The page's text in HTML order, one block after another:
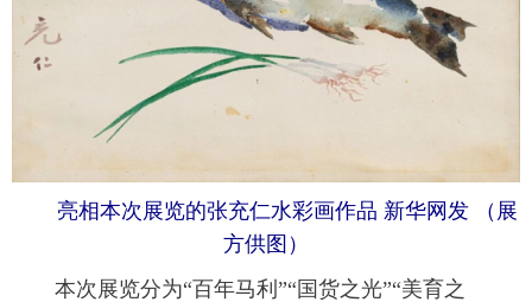
亮相本次展览的张充仁水彩画作品 新华网发 （展
方供图）
本次展览分为“百年马利”“国货之光”“美育之